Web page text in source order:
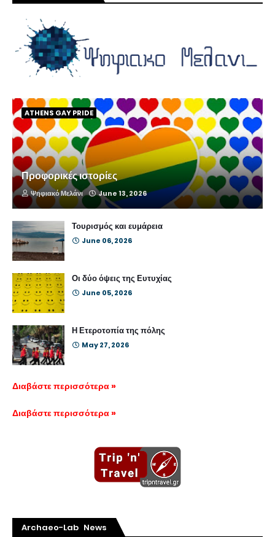
ATHENS GAY PRIDE
Προφορικές ιστορίες
Ψηφιακό Μελάνι June 13, 2026
Τουρισμός και ευμάρεια
June 06, 2026
Οι δύο όψεις της Ευτυχίας
June 05, 2026
Η Ετεροτοπία της πόλης
May 27, 2026
Διαβάστε περισσότερα »
Διαβάστε περισσότερα »
Archaeo-Lab News